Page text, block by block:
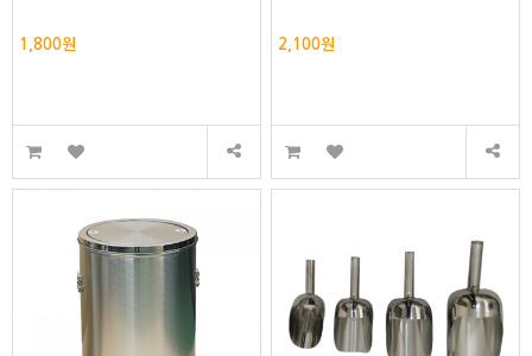
1,800원 2,100원